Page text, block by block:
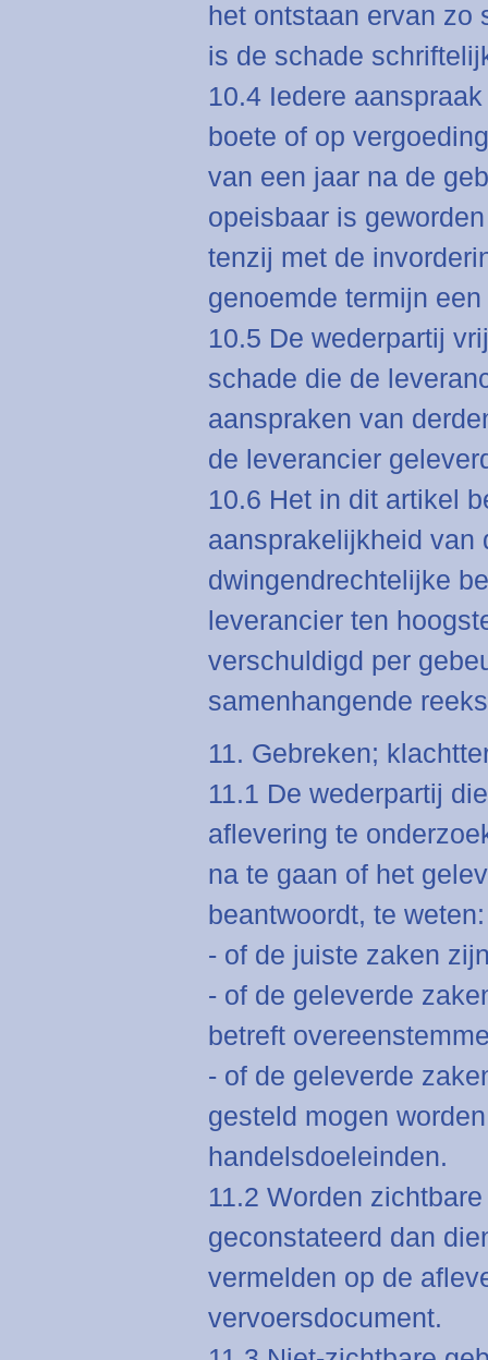
het ontstaan ervan
is de schade
10.4 Iedere
boete of op
van een jaar na de
opeisbaar is
tenzij met de
genoemde termijn
10.5 De wederpartij
schade die de
aanspraken van
de leverancier
10.6 Het in dit artikel
aansprakelijkheid van
dwingendrechtelijke
leverancier ten
verschuldigd per
samenhangende
11. Gebreken;
11.1 De wederpartij
aflevering te
na te gaan of het
beantwoordt, te weten:
- of de juiste zaken
- of de geleverde
betreft
- of de geleverde
gesteld mogen
handelsdoeleinden.
11.2 Worden
geconstateerd dan
vermelden op de
vervoersdocument.